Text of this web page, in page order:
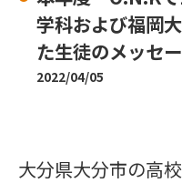
学科および福岡
た生徒のメッセ
2022/04/05
大分県大分市の高